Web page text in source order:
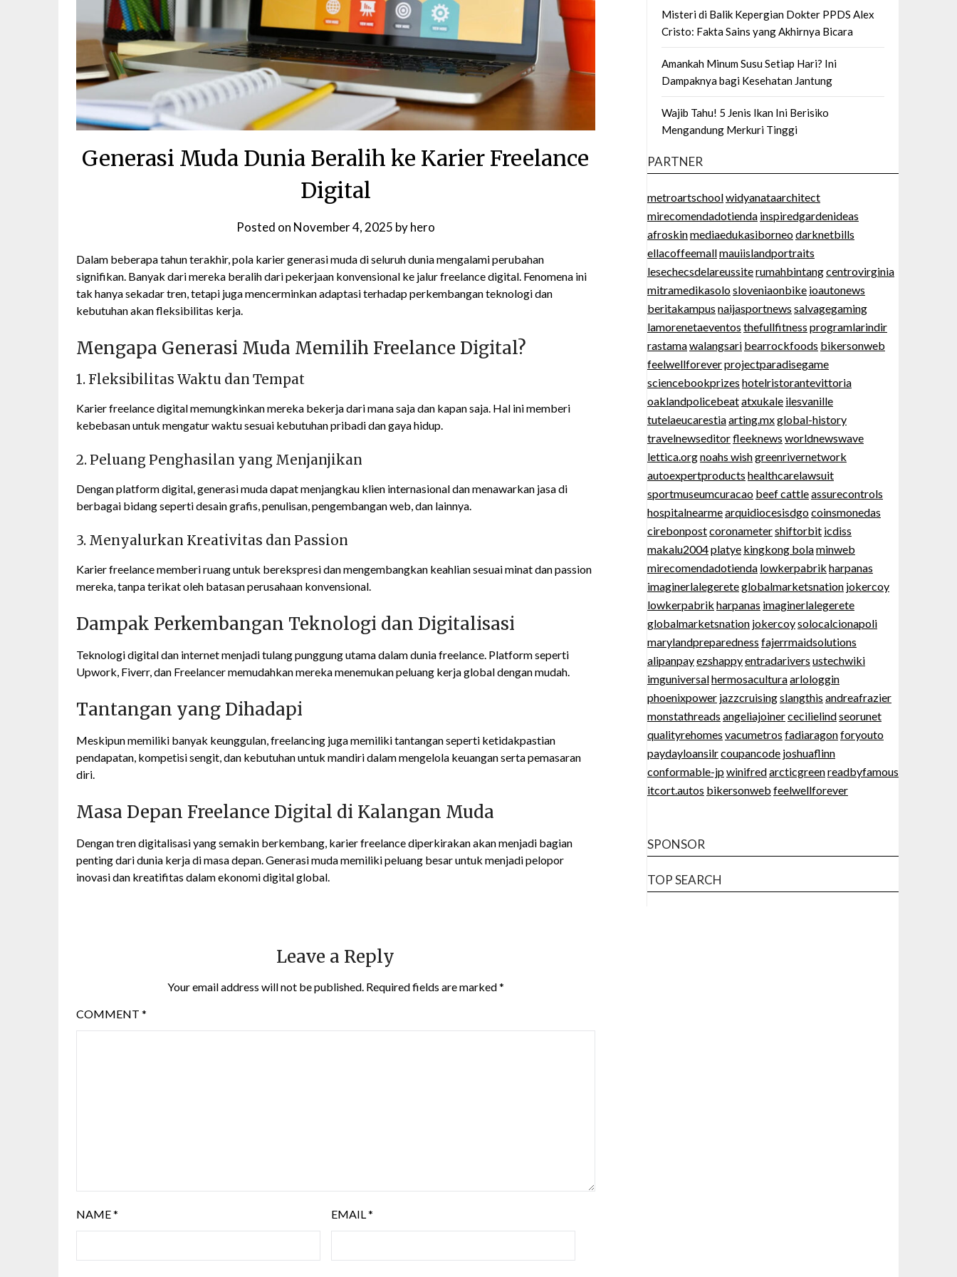
Generasi Muda Dunia Beralih ke Karier Freelance
Digital
Posted on November 4, 2025 byhero
Dalam beberapa tahun terakhir, pola karier generasi muda di seluruh dunia mengalami perubahan
signifikan. Banyak dari mereka beralih dari pekerjaan konvensional ke jalur freelance digital. Fenomena ini
tak hanya sekadar tren, tetapi juga mencerminkan adaptasi terhadap perkembangan teknologi dan
kebutuhan akan fleksibilitas kerja.
Mengapa Generasi Muda Memilih Freelance Digital?
1. Fleksibilitas Waktu dan Tempat
Karier freelance digital memungkinkan mereka bekerja dari mana saja dan kapan saja. Hal ini memberi
kebebasan untuk mengatur waktu sesuai kebutuhan pribadi dan gaya hidup.
2. Peluang Penghasilan yang Menjanjikan
Dengan platform digital, generasi muda dapat menjangkau klien internasional dan menawarkan jasa di
berbagai bidang seperti desain grafis, penulisan, pengembangan web, dan lainnya.
3. Menyalurkan Kreativitas dan Passion
Karier freelance memberi ruang untuk berekspresi dan mengembangkan keahlian sesuai minat dan passion
mereka, tanpa terikat oleh batasan perusahaan konvensional.
Dampak Perkembangan Teknologi dan Digitalisasi
Teknologi digital dan internet menjadi tulang punggung utama dalam dunia freelance. Platform seperti
Upwork, Fiverr, dan Freelancer memudahkan mereka menemukan peluang kerja global dengan mudah.
Tantangan yang Dihadapi
Meskipun memiliki banyak keunggulan, freelancing juga memiliki tantangan seperti ketidakpastian
pendapatan, kompetisi sengit, dan kebutuhan untuk mandiri dalam mengelola keuangan serta pemasaran
diri.
Masa Depan Freelance Digital di Kalangan Muda
Dengan tren digitalisasi yang semakin berkembang, karier freelance diperkirakan akan menjadi bagian
penting dari dunia kerja di masa depan. Generasi muda memiliki peluang besar untuk menjadi pelopor
inovasi dan kreatifitas dalam ekonomi digital global.
Leave a Reply
Your email address will not be published. Required fields are marked*
COMMENT *
NAME* EMAIL*
Misteri di Balik Kepergian Dokter PPDS Alex
Cristo: Fakta Sains yang Akhirnya Bicara
Amankah Minum Susu Setiap Hari? Ini
Dampaknya bagi Kesehatan Jantung
Wajib Tahu! 5 Jenis Ikan Ini Berisiko
Mengandung Merkuri Tinggi
PARTNER
metroartschoolwidyanataarchitect
mirecomendadotienda inspiredgardenideas
afroskinmediaedukasiborneodarknetbills
ellacoffeemallmauiislandportraits
lesechecsdelareussiterumahbintangcentrovirginia
mitramedikasolosloveniaonbike ioautonews
beritakampus naijasportnews salvagegaming
lamorenetaeventos thefullfitness programlarindir
rastamawalangsari bearrockfoods bikersonweb
feelwellforeverprojectparadisegame
sciencebookprizes hotelristorantevittoria
oaklandpolicebeatatxukale ilesvanille
tutelaeucarestiaarting.mxglobal-history
travelnewseditorfleeknews worldnewswave
lettica.orgnoahs wishgreenrivernetwork
autoexpertproducts healthcarelawsuit
sportmuseumcuracao beef cattleassurecontrols
hospitalnearmearquidiocesisdgocoinsmonedas
cirebonpostcoronametershiftorbit icdiss
makalu2004platye kingkong bolaminweb
mirecomendadotienda lowkerpabrik harpanas
imaginerlalegereteglobalmarketsnation jokercoy
lowkerpabrik harpanas imaginerlalegerete
globalmarketsnation jokercoysolocalcionapoli
marylandpreparedness fajerrmaidsolutions
alipanpayezshappyentradarivers ustechwiki
imguniversalhermosaculturaarlologgin
phoenixpower jazzcruisingslangthis andreafrazier
monstathreads angeliajoinercecilielindseorunet
qualityrehomes vacumetros fadiaragonforyouto
paydayloansilrcoupancode joshuaflinn
conformable-jpwinifredarcticgreenreadbyfamous
itcort.autos bikersonweb feelwellforever
SPONSOR
TOP SEARCH